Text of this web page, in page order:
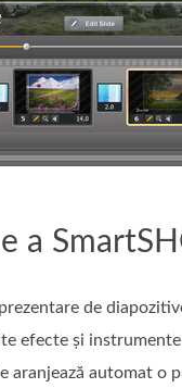
a
de
efecte și
automat o